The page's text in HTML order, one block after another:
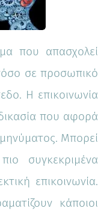
που απασχολεί
σε προσωπικό
Η επικοινωνία
που αφορά
Μπορεί
συγκεκριμένα
επικοινωνία.
κάποιοι